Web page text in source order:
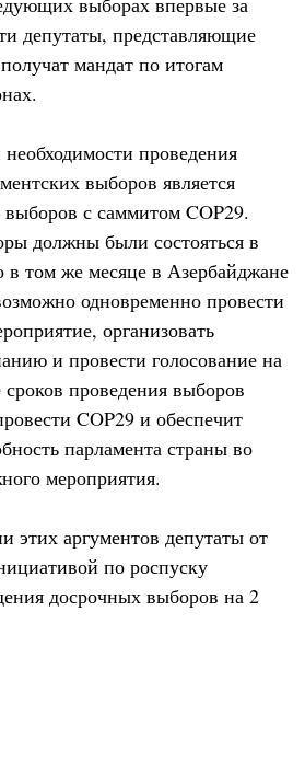
депутаты, представляющие
мандат по итогам
проведения
выборов является
с саммитом COP29.
должны были состояться в
в том же месяце в Азербайджане
одновременно провести
организовать
и провести голосование на
проведения выборов
COP29 и обеспечит
парламента страны во
мероприятия.
этих аргументов депутаты от
по роспуску
досрочных выборов на 2